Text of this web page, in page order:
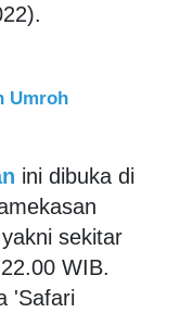
Umroh
ini dibuka di
sekitar
WIB.
'Safari